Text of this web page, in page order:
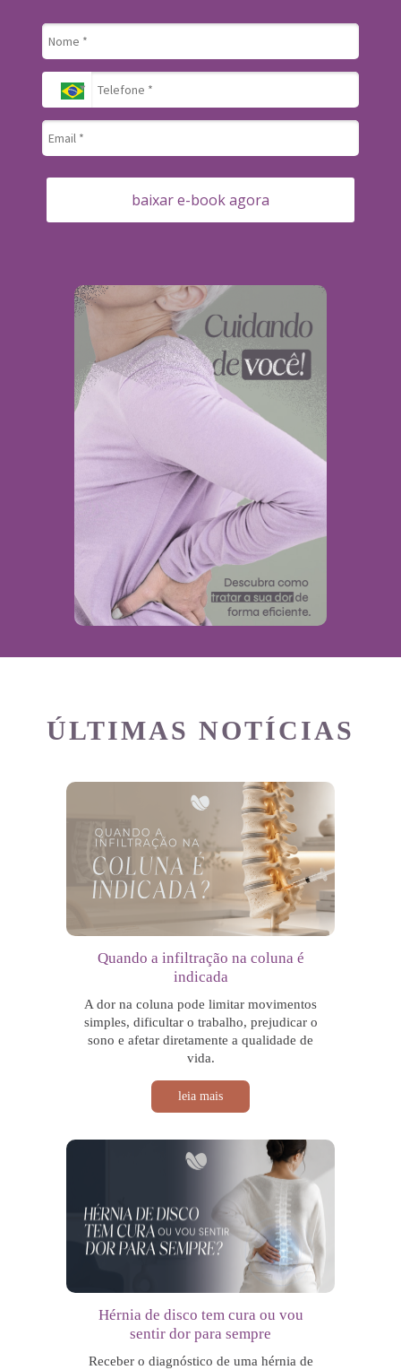
baixar e-book agora
ÚLTIMAS NOTÍCIAS
Quando a infiltração na coluna é
indicada
A dor na coluna pode limitar movimentos
simples, dificultar o trabalho, prejudicar o
sono e afetar diretamente a qualidade de
vida.
leia mais
Hérnia de disco tem cura ou vou
sentir dor para sempre
Receber o diagnóstico de uma hérnia de